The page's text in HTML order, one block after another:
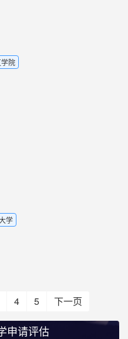
院
学
4 5 下一页
申请评估